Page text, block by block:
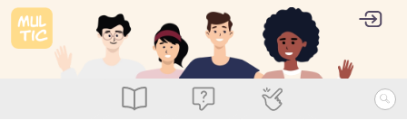
Перейти к основному содержанию
Посты ВопросыСпециалисты
User